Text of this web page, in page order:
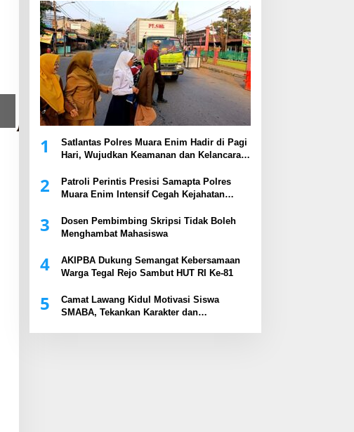
1
Satlantas Polres Muara Enim Hadir di Pagi
Hari, Wujudkan Keamanan dan Kelancaran
2
Patroli Perintis Presisi Samapta Polres
Muara Enim Intensif Cegah Kejahatan
3
Dosen Pembimbing Skripsi Tidak Boleh
Menghambat Mahasiswa
4
AKIPBA Dukung Semangat Kebersamaan
Warga Tegal Rejo Sambut HUT RI Ke-81
5
Camat Lawang Kidul Motivasi Siswa
SMABA, Tekankan Karakter dan